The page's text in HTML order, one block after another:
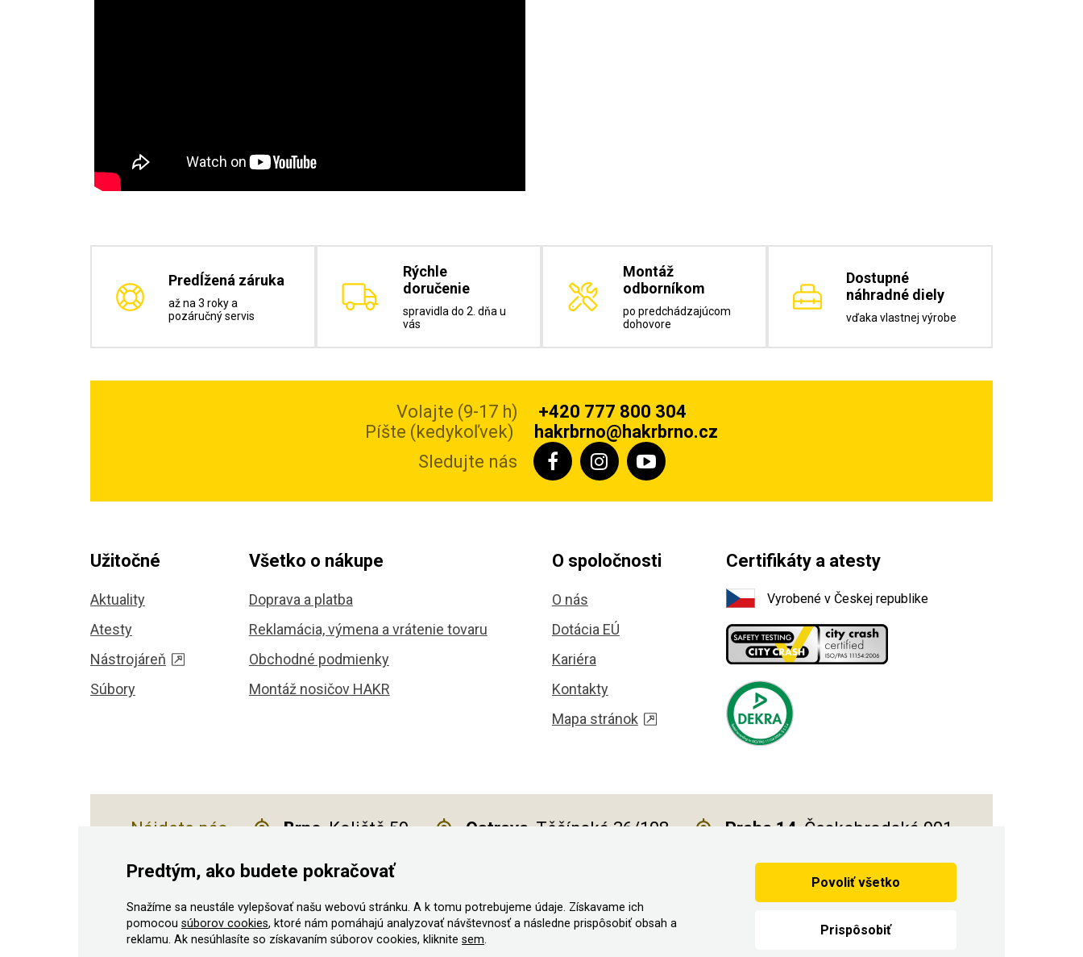
Predĺžená záruka
až na 3 roky a
pozáručný servis
Rýchle
doručenie
spravidla do 2. dňa u
vás
Montáž
odborníkom
po predchádzajúcom
dohovore
Dostupné
náhradné diely
vďaka vlastnej výrobe
Volajte (9-17 h)
+420 777 800 304
Píšte (kedykoľvek)
hakrbrno@hakrbrno.cz
Sledujte nás
Užitočné
Aktuality
Atesty
Nástrojáreň
Súbory
Všetko o nákupe
Doprava a platba
Reklamácia, výmena a vrátenie tovaru
Obchodné podmienky
Montáž nosičov HAKR
O spoločnosti
O nás
Dotácia EÚ
Kariéra
Kontakty
Mapa stránok
Certifikáty a atesty
Vyrobené v Českej republike
Nájdete nás Brno, Koliště 59 Ostrava, Těšínská 36/108 Praha 14, Českobrodská 901
© 2011–2026 ASN Hakr Brno. Všetky práva vyhradené
Predtým, ako budete pokračovať
Snažíme sa neustále vylepšovať našu webovú stránku. A k tomu potrebujeme údaje. Získavame ich
pomocou súborov cookies, ktoré nám pomáhajú analyzovať návštevnosť a následne prispôsobiť obsah a
reklamu. Ak nesúhlasíte so získavaním súborov cookies, kliknite sem.
Prispôsobiť
Povoliť všetko